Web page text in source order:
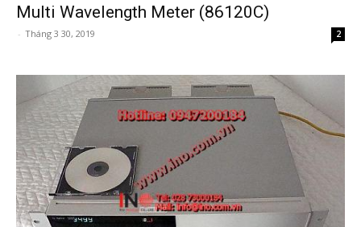
Multi Wavelength Meter (86120C)
- Tháng 3 30, 2019 2